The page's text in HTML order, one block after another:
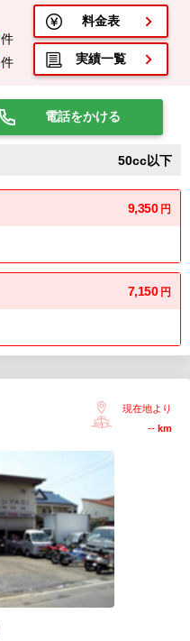
件
件
料金表
実績一覧
電話をかける
50cc以下
9,350 円
7,150 円
現在地より
-- km